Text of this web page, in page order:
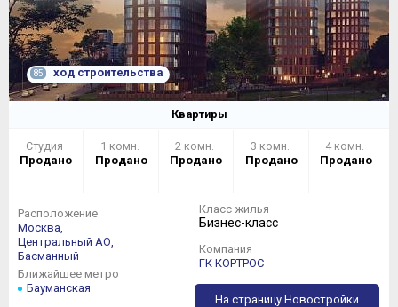
85 ход строительства
Квартиры
Студия
Продано
1 комн.
Продано
2 комн.
Продано
3 комн.
Продано
4 комн.
Продано
Расположение
Москва,
Центральный АО,
Басманный
Ближайшее метро
Бауманская
Класс жилья
Бизнес-класс
Компания
ГК КОРТРОС
На страницу Новостройки